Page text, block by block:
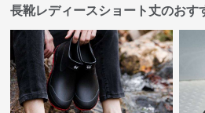
長靴レディースショート丈のおす